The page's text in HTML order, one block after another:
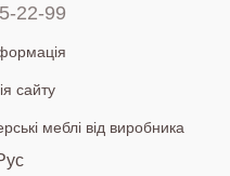
22-99
сайту
меблі від виробника